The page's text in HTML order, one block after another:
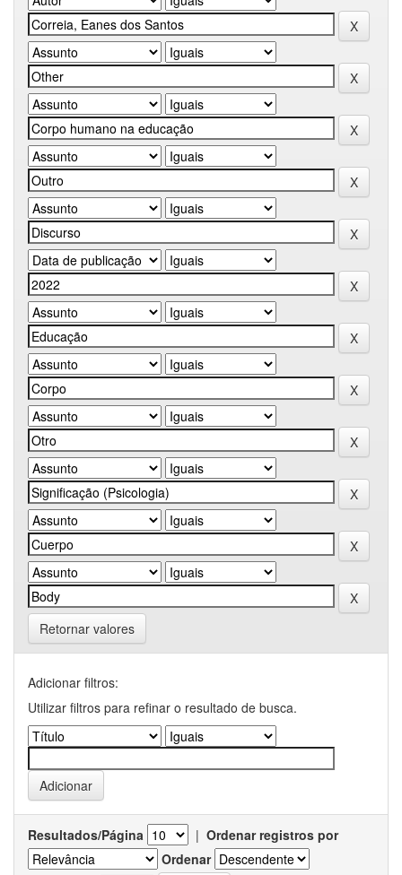
Retornar valores
Adicionar filtros:
Utilizar filtros para refinar o resultado de busca.
Resultados/Página | Ordenar registros por
Ordenar